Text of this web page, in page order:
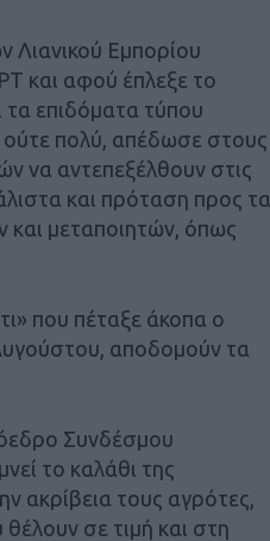
Λιανικού Εμπορίου
και αφού έπλεξε το
τα επιδόματα τύπου
ούτε πολύ, απέδωσε στους
να αντεπεξέλθουν στις
και πρόταση προς τα
και μεταποιητών, όπως
που πέταξε άκοπα ο
αποδομούν τα
Συνδέσμου
το καλάθι της
ακρίβεια τους αγρότες,
σε τιμή και στη